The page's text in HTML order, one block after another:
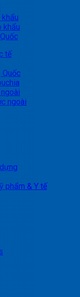
khẩu
tế
Quốc
ngoài
phẩm & Y tế